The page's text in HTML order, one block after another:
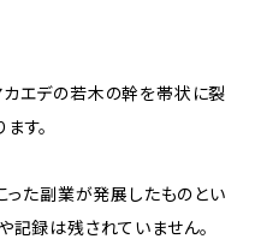
エデの若木の幹を帯状に裂
す。
った副業が発展したものとい
記録は残されていません。